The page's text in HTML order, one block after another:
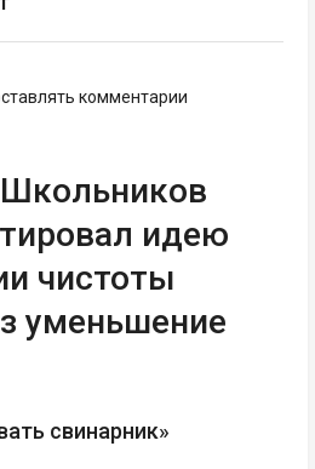
комментарии
Школьников
идею
чистоты
уменьшение
свинарник»